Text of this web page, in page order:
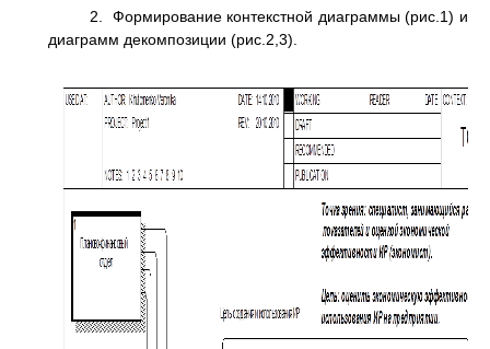
2. Формирование контекстной диаграммы (рис.1) и
диаграмм декомпозиции (рис.2,3).